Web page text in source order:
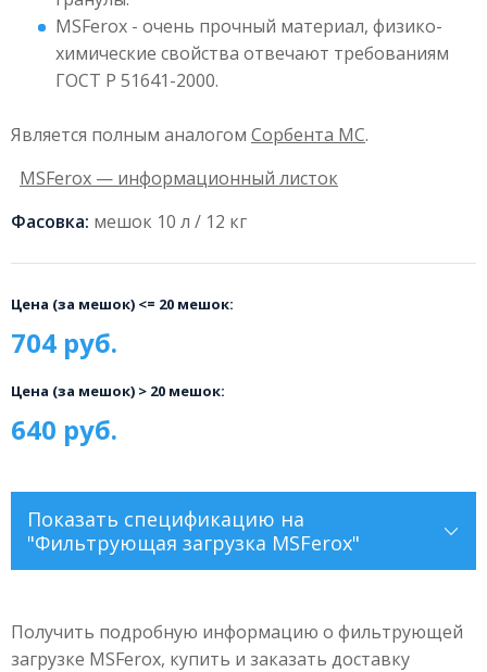
MSFerox - очень прочный материал, физико-
химические свойства отвечают требованиям
ГОСТ Р 51641-2000.
Является полным аналогом Сорбента МС.
MSFerox — информационный листок
Фасовка: мешок 10 л / 12 кг
Цена (за мешок) <= 20 мешок:
704 руб.
Цена (за мешок) > 20 мешок:
640 руб.
Показать спецификацию на
"Фильтрующая загрузка MSFerox"
Истираемость 0,05-0,01%
Получить подробную информацию о фильтрующей
загрузке MSFerox, купить и заказать доставку